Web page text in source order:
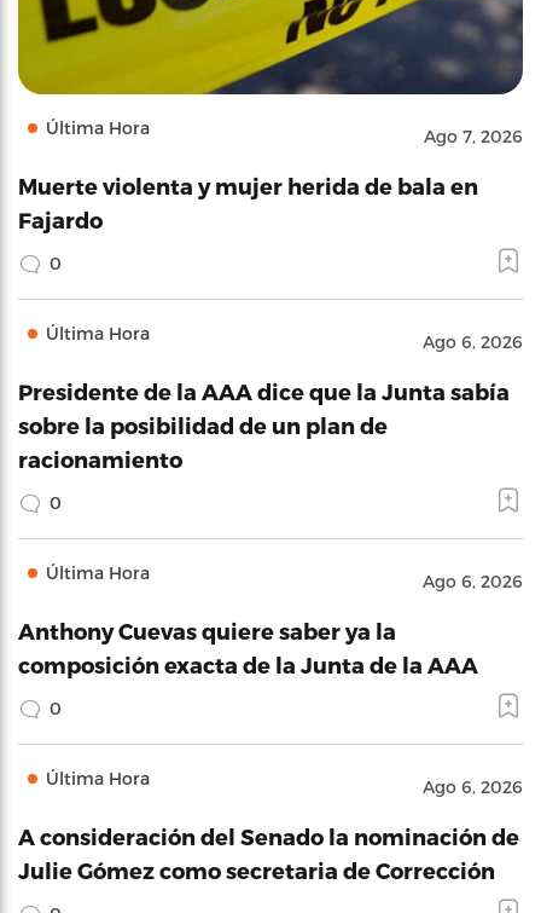
Última Hora Ago 7, 2026
Muerte violenta y mujer herida de bala en
Fajardo
0
Última Hora Ago 6, 2026
Presidente de la AAA dice que la Junta sabía
sobre la posibilidad de un plan de
racionamiento
0
Última Hora Ago 6, 2026
Anthony Cuevas quiere saber ya la
composición exacta de la Junta de la AAA
0
Última Hora Ago 6, 2026
A consideración del Senado la nominación de
Julie Gómez como secretaria de Corrección